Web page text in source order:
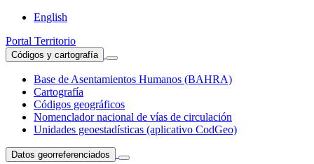
English
Portal Territorio
Códigos y cartografía
Base de Asentamientos Humanos (BAHRA)
Cartografía
Códigos geográficos
Nomenclador nacional de vías de circulación
Unidades geoestadísticas (aplicativo CodGeo)
Datos georreferenciados